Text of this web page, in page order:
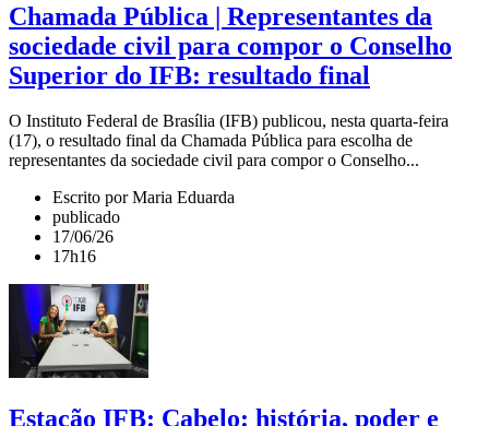
Chamada Pública | Representantes da
sociedade civil para compor o Conselho
Superior do IFB: resultado final
O Instituto Federal de Brasília (IFB) publicou, nesta quarta-feira
(17), o resultado final da Chamada Pública para escolha de
representantes da sociedade civil para compor o Conselho...
Escrito por Maria Eduarda
publicado
17/06/26
17h16
Estação IFB: Cabelo: história, poder e